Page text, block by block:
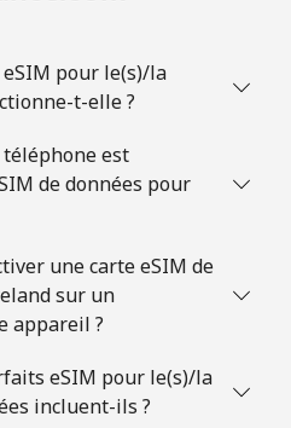
eSIM pour le(s)/la
t-elle ?
est
de données pour
une carte eSIM de
sur un
appareil ?
eSIM pour le(s)/la
incluent-ils ?